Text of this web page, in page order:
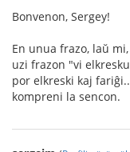
Bonvenon, Sergey!
En unua frazo, laŭ
uzi frazon "vi
por elkreski kaj
kompreni la sencon.